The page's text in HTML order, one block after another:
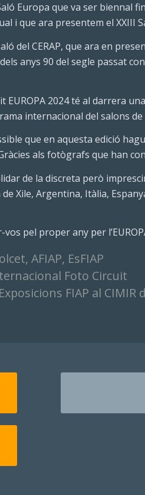
Europa que va ser biennal
i que ara presentem el XXIII
del CERAP, que ara en
anys 90 del segle passat
EUROPA 2024 té al darrera
internacional del salons
que en aquesta edició
als fotògrafs que han
de la discreta però
de Xile, Argentina, Itàlia,
pel proper any per
AFIAP, EsFIAP
Foto Circuit
FIAP al CIMIR